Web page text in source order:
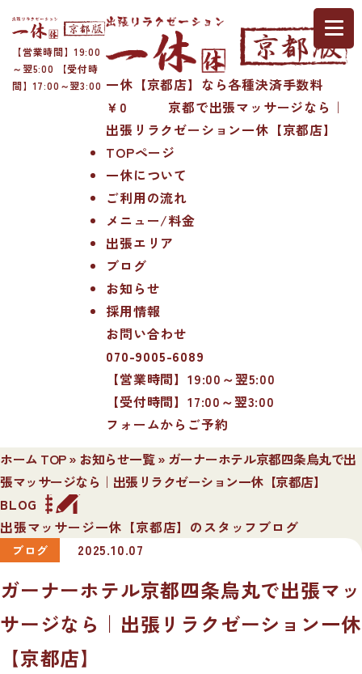
【営業時間】19:00
～翌5:00 【受付時
間】17:00～翌3:00 一休【京都店】なら各種決済手数料
￥0 京都で出張マッサージなら｜
出張リラクゼーション一休【京都店】
TOPページ
一休について
ご利用の流れ
メニュー/料金
出張エリア
ブログ
お知らせ
採用情報
お問い合わせ
070-9005-6089
【営業時間】19:00～翌5:00
【受付時間】17:00～翌3:00
フォームからご予約
ホーム TOP» お知らせ一覧» ガーナーホテル京都四条烏丸で出
張マッサージなら｜出張リラクゼーション一休【京都店】
BLOG
出張マッサージ一休【京都店】のスタッフブログ
ブログ 2025.10.07
ガーナーホテル京都四条烏丸で出張マッ
サージなら｜出張リラクゼーション一休
【京都店】